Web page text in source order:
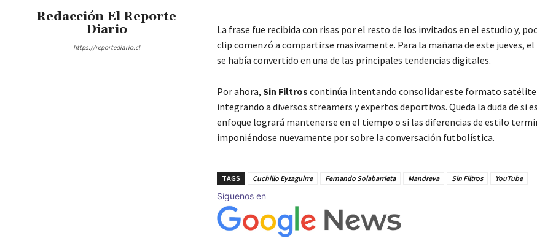
Redacción El Reporte
Diario
https://reportediario.cl
La frase fue recibida con risas por el resto de los invitados en el estudio y,
clip comenzó a compartirse masivamente. Para la mañana de este jueves,
se había convertido en una de las principales tendencias digitales.
Por ahora, Sin Filtros continúa intentando consolidar este formato satélite
integrando a diversos streamers y expertos deportivos. Queda la duda de si
enfoque logrará mantenerse en el tiempo o si las diferencias de estilo
imponiéndose nuevamente por sobre la conversación futbolística.
TAGS Cuchillo Eyzaguirre Fernando Solabarrieta Mandreva Sin Filtros YouTube
Síguenos en